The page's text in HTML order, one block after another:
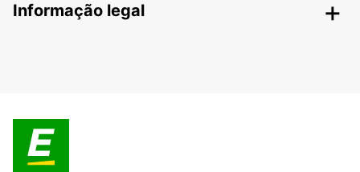
Informação legal